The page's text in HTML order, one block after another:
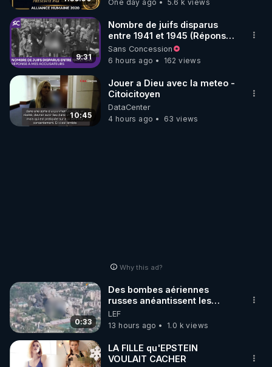
One day ago
5.6 k views
9:31
Nombre de juifs disparus
entre 1941 et 1945 (Réponse
à mes accusateurs)
Sans Concession
6 hours ago
162 views
10:45
Jouer a Dieu avec la meteo -
Citoicitoyen
DataCenter
4 hours ago
63 views
Why this ad?
0:33
Des bombes aériennes
russes anéantissent les
centres de contrôle de
drones de 3 brigades
ukrainienne
LEF
13 hours ago
1.0 k views
LA FILLE qu'EPSTEIN
VOULAIT CACHER